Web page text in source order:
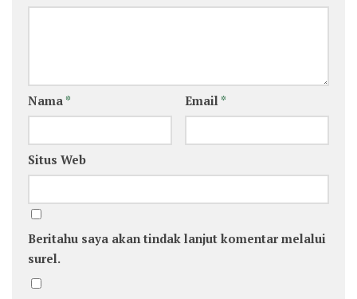
Nama * Email *
Situs Web
Beritahu saya akan tindak lanjut komentar melalui
surel.